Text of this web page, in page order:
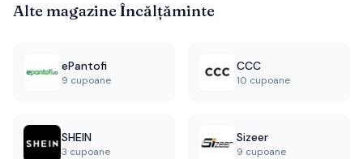
Alte magazine Încălțăminte
ePantofi
9 cupoane
CCC
10 cupoane
SHEIN
3 cupoane
Sizeer
9 cupoane